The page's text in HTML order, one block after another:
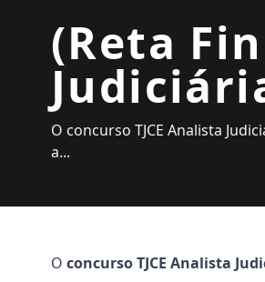
(Reta
O concurso TJCE Analista
a...
O concurso TJCE Analista